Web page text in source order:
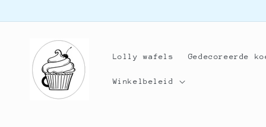
content
Lolly wafels Gedecoreerde
Winkelbeleid